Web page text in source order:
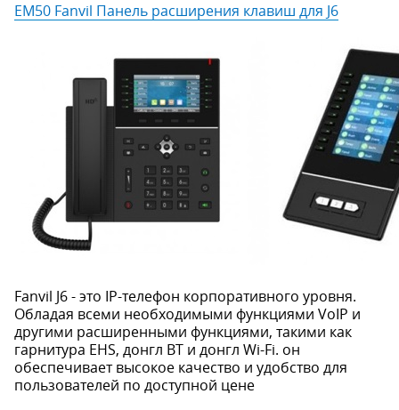
EM50 Fanvil Панель расширения клавиш для J6
Fanvil J6 - это IP-телефон корпоративного уровня.
Обладая всеми необходимыми функциями VoIP и
другими расширенными функциями, такими как
гарнитура EHS, донгл BT и донгл Wi-Fi. он
обеспечивает высокое качество и удобство для
пользователей по доступной цене